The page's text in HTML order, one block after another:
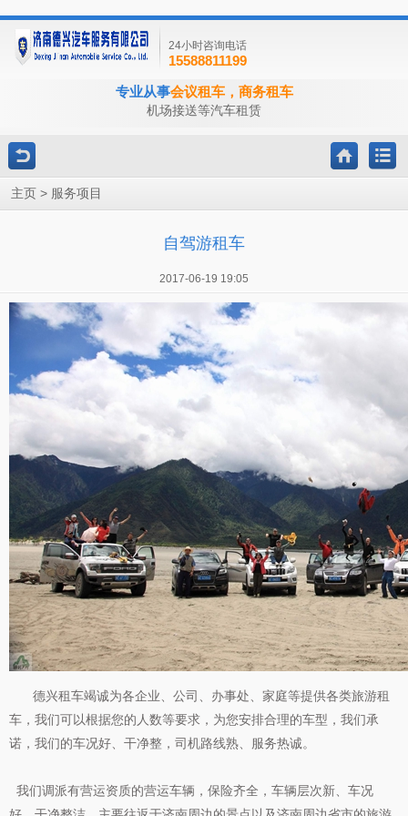
24小时咨询电话
15588811199
专业从事会议租车，商务租车
机场接送等汽车租赁
主页 > 服务项目
自驾游租车
2017-06-19 19:05
德兴租车竭诚为各企业、公司、办事处、家庭等提供各类旅游租
车，我们可以根据您的人数等要求，为您安排合理的车型，我们承
诺，我们的车况好、干净整，司机路线熟、服务热诚。
我们调派有营运资质的营运车辆，保险齐全，车辆层次新、车况